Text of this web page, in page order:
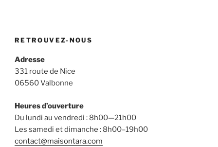
RETROUVEZ-NOUS
Adresse
331 route de Nice
06560 Valbonne
Heures d’ouverture
Du lundi au vendredi : 8h00—21h00
Les samedi et dimanche : 8h00–19h00
contact@maisontara.com